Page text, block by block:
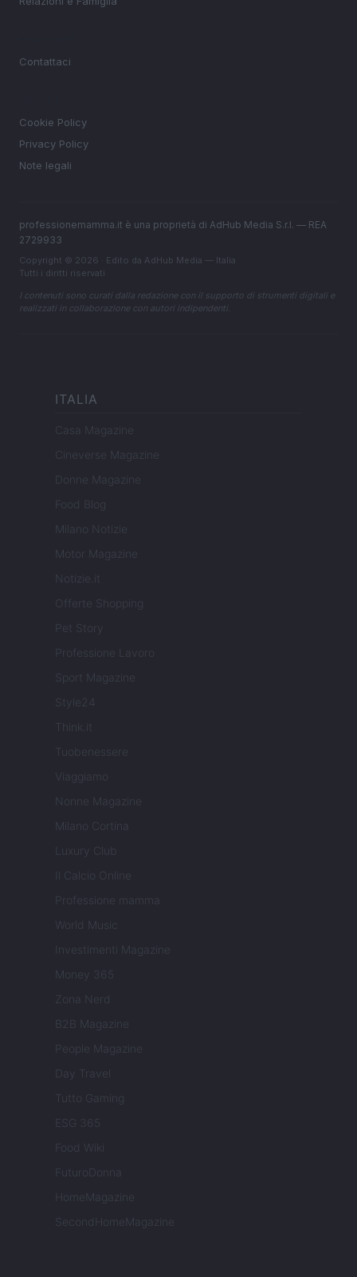
Contattaci
Cookie Policy
Privacy Policy
Note legali
professionemamma.it è una proprietà di AdHub Media S.r.l. — REA
2729933
Copyright © 2026 · Edito da AdHub Media — Italia
Tutti i diritti riservati
I contenuti sono curati dalla redazione con il supporto di strumenti digitali e
realizzati in collaborazione con autori indipendenti.
ITALIA
Casa Magazine
Cineverse Magazine
Donne Magazine
Food Blog
Milano Notizie
Motor Magazine
Notizie.it
Offerte Shopping
Pet Story
Professione Lavoro
Sport Magazine
Style24
Think.it
Tuobenessere
Viaggiamo
Nonne Magazine
Milano Cortina
Luxury Club
Il Calcio Online
Professione mamma
World Music
Investimenti Magazine
Money 365
Zona Nerd
B2B Magazine
People Magazine
Day Travel
Tutto Gaming
ESG 365
Food Wiki
FuturoDonna
HomeMagazine
SecondHomeMagazine